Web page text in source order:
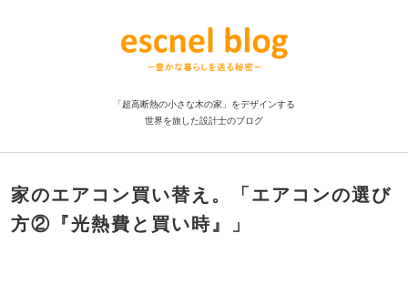
「超高断熱の小さな木の家」をデザインする
世界を旅した設計士のブログ
家のエアコン買い替え。「エアコンの選び
方②『光熱費と買い時』」